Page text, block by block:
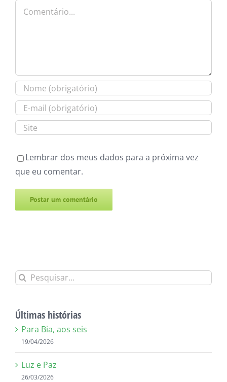
Comentário
Lembrar dos meus dados para a próxima vez
que eu comentar.
Buscar
Últimas histórias
Para Bia, aos seis
19/04/2026
Luz e Paz
26/03/2026